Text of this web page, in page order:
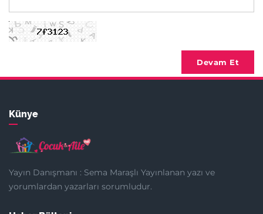
Devam Et
Künye
Yayın Danışmanı : Sema Maraşlı Yayınlanan yazı ve
yorumlardan yazarları sorumludur.